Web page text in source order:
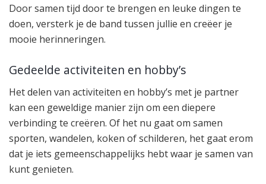
Door samen tijd door te brengen en leuke dingen te
doen, versterk je de band tussen jullie en creëer je
mooie herinneringen.
Gedeelde activiteiten en hobby’s
Het delen van activiteiten en hobby’s met je partner
kan een geweldige manier zijn om een diepere
verbinding te creëren. Of het nu gaat om samen
sporten, wandelen, koken of schilderen, het gaat erom
dat je iets gemeenschappelijks hebt waar je samen van
kunt genieten.